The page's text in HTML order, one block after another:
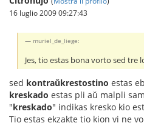
16 luglio 2009 09:27:43
muriel_de_liege:
Jes, tio estas bona vorto sed tre
sed kontraŭkrestostino estas
kreskado estas pli aŭ malpli
"kreskado" indikas kresko kio
Tio estas ekzakte tio kion vi ne